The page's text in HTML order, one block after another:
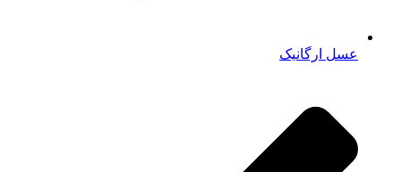
عسل ارگانیک